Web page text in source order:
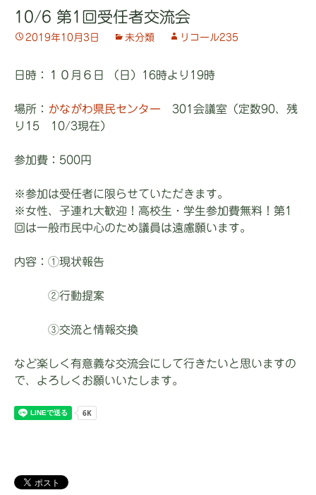
10/6 第1回受任者交流会
2019年10月3日 未分類 リコール235
日時：１０月６日 （日）16時より19時
場所： かながわ県民センター 301会議室（定数90、残
り15 10/3現在）
参加費：500円
※参加は受任者に限らせていただきます。
※女性、子連れ大歓迎！高校生・学生参加費無料！第1
回は一般市民中心のため議員は遠慮願います。
内容：①現状報告
②行動提案
③交流と情報交換
など楽しく有意義な交流会にして行きたいと思いますの
で、よろしくお願いいたします。